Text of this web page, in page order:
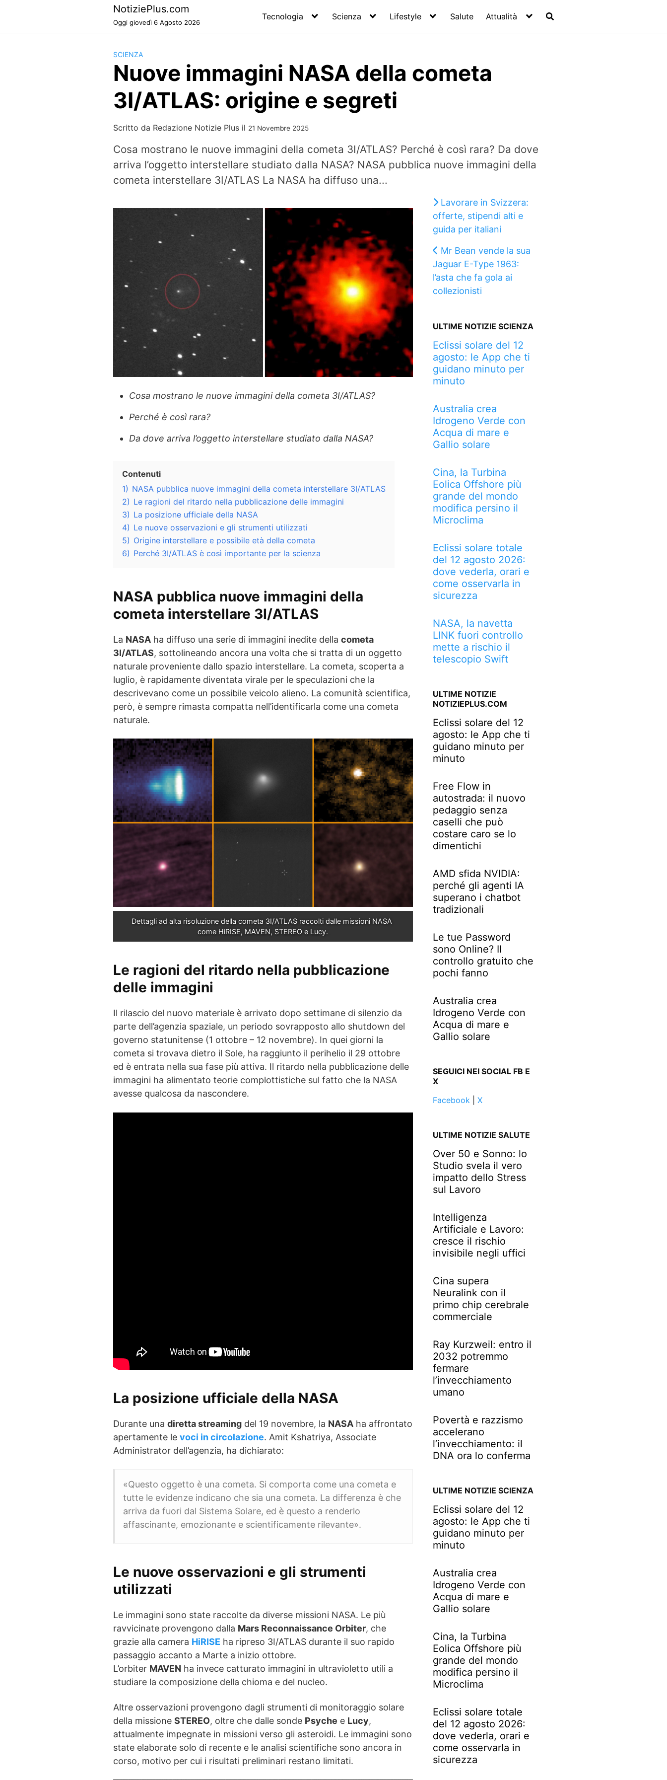
NotiziePlus.com
Oggi giovedì 6 Agosto 2026
Tecnologia Scienza Lifestyle Salute Attualità
SCIENZA
Nuove immagini NASA della cometa
3I/ATLAS: origine e segreti
Scritto da Redazione Notizie Plus il 21 Novembre 2025
Cosa mostrano le nuove immagini della cometa 3I/ATLAS? Perché è così rara? Da dove
arriva l’oggetto interstellare studiato dalla NASA? NASA pubblica nuove immagini della
cometa interstellare 3I/ATLAS La NASA ha diffuso una...
Cosa mostrano le nuove immagini della cometa 3I/ATLAS?
Perché è così rara?
Da dove arriva l’oggetto interstellare studiato dalla NASA?
Contenuti
1) NASA pubblica nuove immagini della cometa interstellare 3I/ATLAS
2) Le ragioni del ritardo nella pubblicazione delle immagini
3) La posizione ufficiale della NASA
4) Le nuove osservazioni e gli strumenti utilizzati
5) Origine interstellare e possibile età della cometa
6) Perché 3I/ATLAS è così importante per la scienza
NASA pubblica nuove immagini della
cometa interstellare 3I/ATLAS
La NASA ha diffuso una serie di immagini inedite della cometa
3I/ATLAS, sottolineando ancora una volta che si tratta di un oggetto
naturale proveniente dallo spazio interstellare. La cometa, scoperta a
luglio, è rapidamente diventata virale per le speculazioni che la
descrivevano come un possibile veicolo alieno. La comunità scientifica,
però, è sempre rimasta compatta nell’identificarla come una cometa
naturale.
Dettagli ad alta risoluzione della cometa 3I/ATLAS raccolti dalle missioni NASA
come HiRISE, MAVEN, STEREO e Lucy.
Le ragioni del ritardo nella pubblicazione
delle immagini
Il rilascio del nuovo materiale è arrivato dopo settimane di silenzio da
parte dell’agenzia spaziale, un periodo sovrapposto allo shutdown del
governo statunitense (1 ottobre – 12 novembre). In quei giorni la
cometa si trovava dietro il Sole, ha raggiunto il perihelio il 29 ottobre
ed è entrata nella sua fase più attiva. Il ritardo nella pubblicazione delle
immagini ha alimentato teorie complottistiche sul fatto che la NASA
avesse qualcosa da nascondere.
La posizione ufficiale della NASA
Durante una diretta streaming del 19 novembre, la NASA ha affrontato
apertamente le voci in circolazione. Amit Kshatriya, Associate
Administrator dell’agenzia, ha dichiarato:
«Questo oggetto è una cometa. Si comporta come una cometa e
tutte le evidenze indicano che sia una cometa. La differenza è che
arriva da fuori dal Sistema Solare, ed è questo a renderlo
affascinante, emozionante e scientificamente rilevante».
Le nuove osservazioni e gli strumenti
utilizzati
Le immagini sono state raccolte da diverse missioni NASA. Le più
ravvicinate provengono dalla Mars Reconnaissance Orbiter, che
grazie alla camera HiRISE ha ripreso 3I/ATLAS durante il suo rapido
passaggio accanto a Marte a inizio ottobre.
L’orbiter MAVEN ha invece catturato immagini in ultravioletto utili a
studiare la composizione della chioma e del nucleo.
Altre osservazioni provengono dagli strumenti di monitoraggio solare
della missione STEREO, oltre che dalle sonde Psyche e Lucy,
attualmente impegnate in missioni verso gli asteroidi. Le immagini sono
state elaborate solo di recente e le analisi scientifiche sono ancora in
corso, motivo per cui i risultati preliminari restano limitati.
Lavorare in Svizzera:
offerte, stipendi alti e
guida per italiani
Mr Bean vende la sua
Jaguar E-Type 1963:
l’asta che fa gola ai
collezionisti
ULTIME NOTIZIE SCIENZA
Eclissi solare del 12
agosto: le App che ti
guidano minuto per
minuto
Australia crea
Idrogeno Verde con
Acqua di mare e
Gallio solare
Cina, la Turbina
Eolica Offshore più
grande del mondo
modifica persino il
Microclima
Eclissi solare totale
del 12 agosto 2026:
dove vederla, orari e
come osservarla in
sicurezza
NASA, la navetta
LINK fuori controllo
mette a rischio il
telescopio Swift
ULTIME NOTIZIE
NOTIZIEPLUS.COM
Eclissi solare del 12
agosto: le App che ti
guidano minuto per
minuto
Free Flow in
autostrada: il nuovo
pedaggio senza
caselli che può
costare caro se lo
dimentichi
AMD sfida NVIDIA:
perché gli agenti IA
superano i chatbot
tradizionali
Le tue Password
sono Online? Il
controllo gratuito che
pochi fanno
Australia crea
Idrogeno Verde con
Acqua di mare e
Gallio solare
SEGUICI NEI SOCIAL FB E
X
Facebook| X
ULTIME NOTIZIE SALUTE
Over 50 e Sonno: lo
Studio svela il vero
impatto dello Stress
sul Lavoro
Intelligenza
Artificiale e Lavoro:
cresce il rischio
invisibile negli uffici
Cina supera
Neuralink con il
primo chip cerebrale
commerciale
Ray Kurzweil: entro il
2032 potremmo
fermare
l’invecchiamento
umano
Povertà e razzismo
accelerano
l’invecchiamento: il
DNA ora lo conferma
ULTIME NOTIZIE SCIENZA
Eclissi solare del 12
agosto: le App che ti
guidano minuto per
minuto
Australia crea
Idrogeno Verde con
Acqua di mare e
Gallio solare
Cina, la Turbina
Eolica Offshore più
grande del mondo
modifica persino il
Microclima
Eclissi solare totale
del 12 agosto 2026:
dove vederla, orari e
come osservarla in
sicurezza